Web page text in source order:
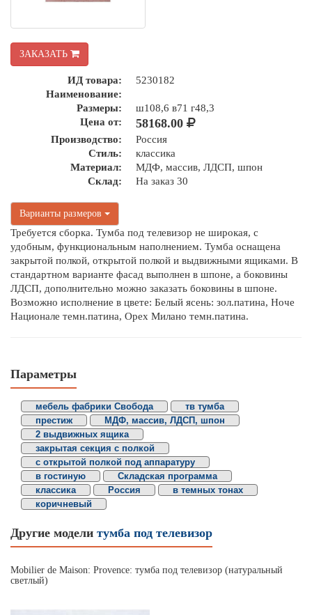
ЗАКАЗАТЬ
ИД товара:
5230182
Наименование:
Размеры:
ш108,6 в71 г48,3
Цена от:
58168.00
Производство:
Россия
Стиль:
классика
Материал:
МДФ, массив, ЛДСП, шпон
Склад:
На заказ 30
Варианты размеров
Требуется сборка. Тумба под телевизор не широкая, с
удобным, функциональным наполнением. Тумба оснащена
закрытой полкой, открытой полкой и выдвижными ящиками. В
стандартном варианте фасад выполнен в шпоне, а боковины
ЛДСП, дополнительно можно заказать боковины в шпоне.
Возможно исполнение в цвете: Белый ясень: зол.патина, Ноче
Национале темн.патина, Орех Милано темн.патина.
Параметры
мебель фабрики Свобода
тв тумба
престиж
МДФ, массив, ЛДСП, шпон
2 выдвижных ящика
закрытая секция с полкой
с открытой полкой под аппаратуру
в гостиную
Складская программа
классика
Россия
в темных тонах
коричневый
Другие модели тумба под телевизор
Mobilier de Maison: Provence: тумба под телевизор (натуральный
светлый)